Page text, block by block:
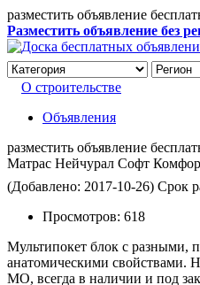
разместить объявление
Разместить объявление без
О строительстве
Объявления
разместить объявление
Матрас Нейчурал Софт
(Добавлено: 2017-10-26) Срок
Просмотров: 618
Мультипокет блок с разными,
анатомическими свойствами.
МО, всегда в наличии и под